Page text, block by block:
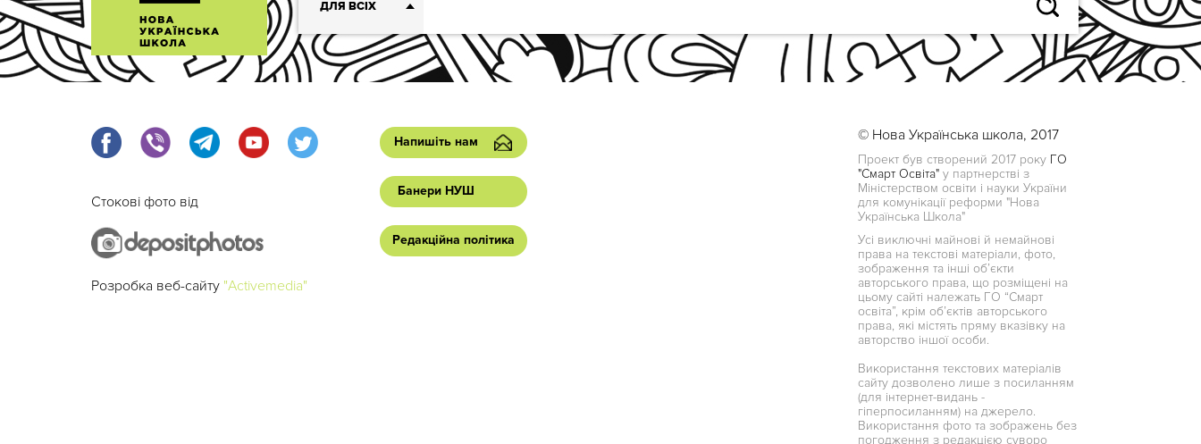
ДЛЯ ВСІХ
Стокові фото від
Розробка веб-сайту "Activemedia"
Напишіть нам
Банери НУШ
Редакційна політика
© Нова Українська школа, 2017
Проект був створений 2017 року ГО
"Смарт Освіта" у партнерстві з
Міністерством освіти і науки України
для комунікації реформи "Нова
Українська Школа"
Усі виключні майнові й немайнові
права на текстові матеріали, фото,
зображення та інші об’єкти
авторського права, що розміщені на
цьому сайті належать ГО “Смарт
освіта”, крім об’єктів авторського
права, які містять пряму вказівку на
авторство іншої особи.
Використання текстових матеріалів
сайту дозволено лише з посиланням
(для інтернет-видань -
гіперпосиланням) на джерело.
Використання фото та зображень без
погодження з редакцією суворо